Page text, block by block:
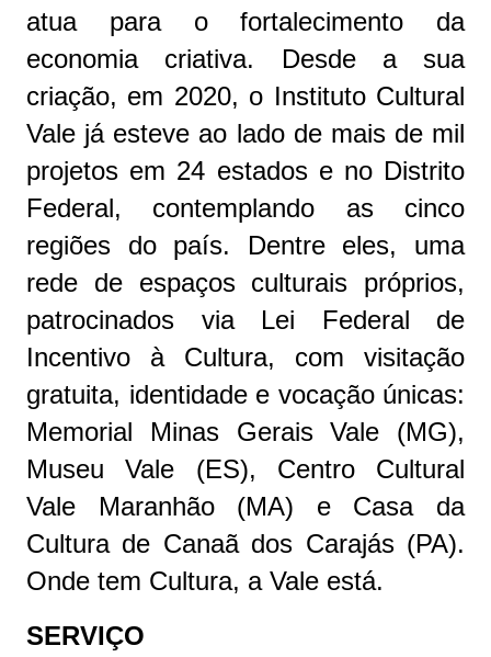
atua para o fortalecimento da
economia criativa. Desde a sua
criação, em 2020, o Instituto Cultural
Vale já esteve ao lado de mais de mil
projetos em 24 estados e no Distrito
Federal, contemplando as cinco
regiões do país. Dentre eles, uma
rede de espaços culturais próprios,
patrocinados via Lei Federal de
Incentivo à Cultura, com visitação
gratuita, identidade e vocação únicas:
Memorial Minas Gerais Vale (MG),
Museu Vale (ES), Centro Cultural
Vale Maranhão (MA) e Casa da
Cultura de Canaã dos Carajás (PA).
Onde tem Cultura, a Vale está.
SERVIÇO